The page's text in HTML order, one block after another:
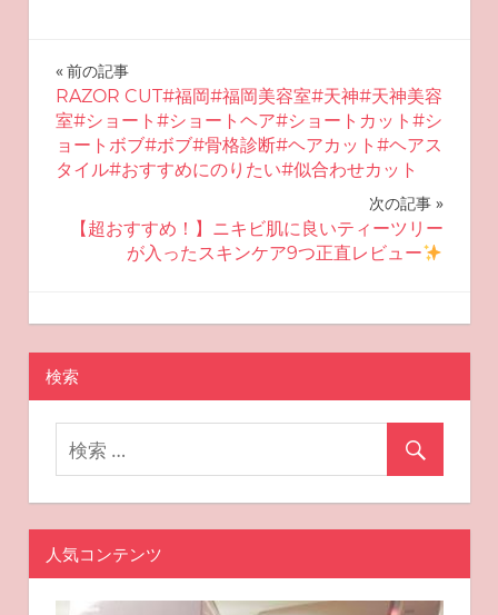
投
稿
ナ
ビ
シ
ョ
ン
前の記事
RAZOR CUT#福岡#福岡美容室#天神#天神美容
室#ショート#ショートヘア#ショートカット#シ
ョートボブ#ボブ#骨格診断#ヘアカット#ヘアス
タイル#おすすめにのりたい#似合わせカット
次の記事
【超おすすめ！】ニキビ肌に良いティーツリー
が入ったスキンケア9つ正直レビュー
2022-10-01
miyu
おすすめ美容
検索
人気コンテンツ